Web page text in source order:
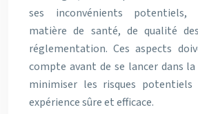
ses inconvénients
matière de santé, de qualité
réglementation. Ces aspects
compte avant de se lancer dans la
minimiser les risques potentiels
expérience sûre et efficace.